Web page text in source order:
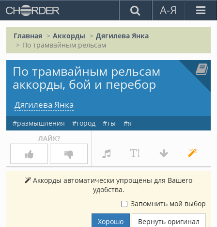
А-Я
Главная Аккорды
Дягилева Янка
По трамвайным рельсам
По трамвайным рельсам
аккорды, бой и перебор
Дягилева Янка
размышления город ты я
ЛАЙК?
Аккорды автоматически упрощены для Вашего
удобства.
Запомнить мой выбор
Хорошо
Вернуть оригинал